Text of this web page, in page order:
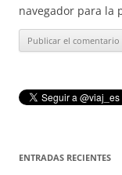
navegador para la
ENTRADAS RECIENTES